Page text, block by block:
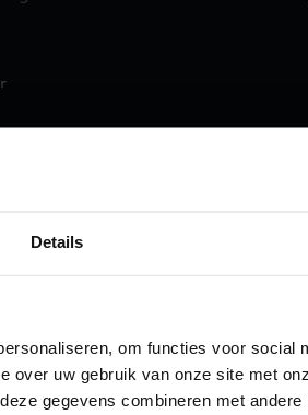
Details
om functies voor social
over uw gebruik van onze site met
gegevens combineren met
De
Van de klassieke
scherm: u bepaalt wat u